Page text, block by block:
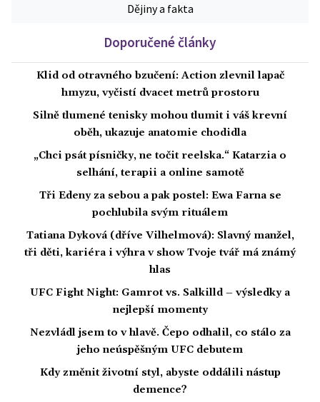
Dějiny a fakta
Doporučené články
Klid od otravného bzučení: Action zlevnil lapač
hmyzu, vyčistí dvacet metrů prostoru
Silně tlumené tenisky mohou tlumit i váš krevní
oběh, ukazuje anatomie chodidla
„Chci psát písničky, ne točit reelska.“ Katarzia o
selhání, terapii a online samotě
Tři Edeny za sebou a pak postel: Ewa Farna se
pochlubila svým rituálem
Tatiana Dyková (dříve Vilhelmová): Slavný manžel,
tři děti, kariéra i výhra v show Tvoje tvář má známý
hlas
UFC Fight Night: Gamrot vs. Salkilld – výsledky a
nejlepší momenty
Nezvládl jsem to v hlavě. Čepo odhalil, co stálo za
jeho neúspěšným UFC debutem
Kdy změnit životní styl, abyste oddálili nástup
demence?